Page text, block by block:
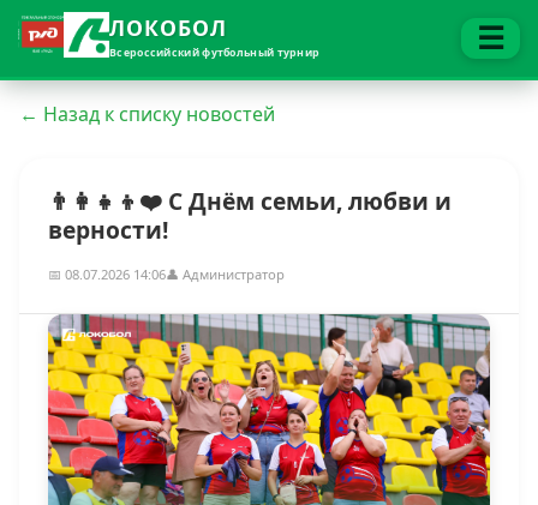
ЛОКОБОЛ
Всероссийский футбольный турнир ☰
← Назад к списку новостей
👨‍👩‍👧‍👦❤️ С Днём семьи, любви и
верности!
📅 08.07.2026 14:06👤 Администратор